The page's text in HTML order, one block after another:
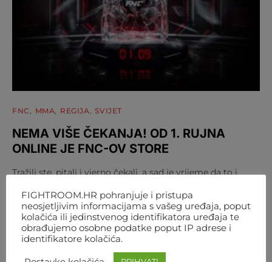
FNC MMA REGIJA SVIJET
NEMA VIŠE ČEKANJA! OD 1. RUJNA
ONLINE JE FNC-OV STORE
Tražili ste, pitali i vjerno čekali, a sad je vrijeme da to i
AUTOR FIGHTROOM 4. KOLOVOZA 2026. 12:07
FIGHTROOM.HR pohranjuje i pristupa
neosjetljivim informacijama s vašeg uređaja, poput
kolačića ili jedinstvenog identifikatora uređaja te
obrađujemo osobne podatke poput IP adrese i
identifikatore kolačića.